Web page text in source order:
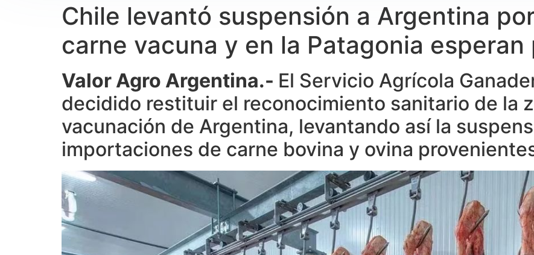
Chile levantó suspensión a Argentina
carne vacuna y en la Patagonia esperan
Valor Agro Argentina.- El Servicio Agrícola
decidido restituir el reconocimiento sanitario de la
vacunación de Argentina, levantando así la
importaciones de carne bovina y ovina